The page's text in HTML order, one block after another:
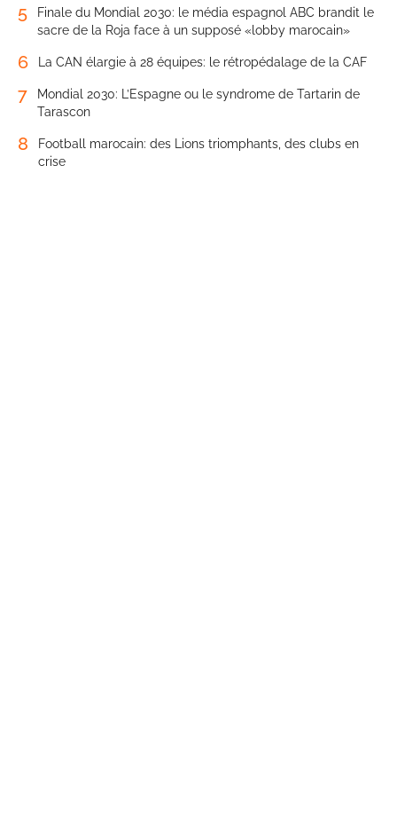
5
Finale du Mondial 2030: le média espagnol ABC brandit le
sacre de la Roja face à un supposé «lobby marocain»
6 La CAN élargie à 28 équipes: le rétropédalage de la CAF
7
Mondial 2030: L’Espagne ou le syndrome de Tartarin de
Tarascon
8
Football marocain: des Lions triomphants, des clubs en
crise